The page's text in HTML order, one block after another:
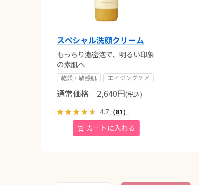
スペシャル洗顔クリーム
もっちり濃密泡で、明るい印象
の素肌へ
乾燥・敏感肌 エイジングケア
通常価格 2,640円(税込)
4.7 （81）